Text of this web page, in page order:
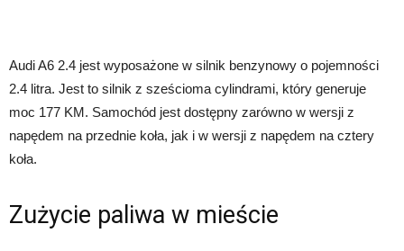
Audi A6 2.4 jest wyposażone w silnik benzynowy o pojemności
2.4 litra. Jest to silnik z sześcioma cylindrami, który generuje
moc 177 KM. Samochód jest dostępny zarówno w wersji z
napędem na przednie koła, jak i w wersji z napędem na cztery
koła.
Zużycie paliwa w mieście